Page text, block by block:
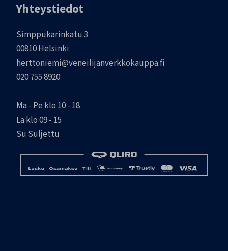
Yhteystiedot
Simppukarinkatu 3
00810 Helsinki
herttoniemi@veneilijanverkkokauppa.fi
020 755 8920
Ma - Pe klo 10 - 18
La klo 09 - 15
Su Suljettu